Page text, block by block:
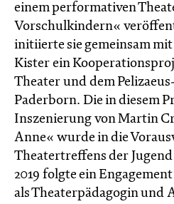
einem performativen
Vorschulkindern«
initiierte sie gemeinsam
Kister ein
Theater und dem
Paderborn. Die in diesem
Inszenierung von Martin
Anne« wurde in die
Theatertreffens der
2019 folgte ein
als Theaterpädagogin und